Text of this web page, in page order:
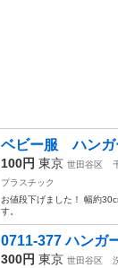
ベビー服 ハンガ
100円 東京 世田谷区
プラスチック
お値段下げました！ 幅約
す。
0711-377 ハンガ
300円 東京 世田谷区